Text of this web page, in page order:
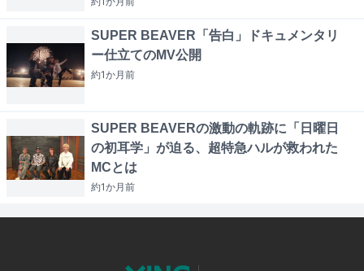
SUPER BEAVER「告白」ドキュメンタリ
ー仕立てのMV公開
約1か月前
SUPER BEAVERの激動の軌跡に「日曜日
の初耳学」が迫る、超特急ハルが救われた
MCとは
約1か月前